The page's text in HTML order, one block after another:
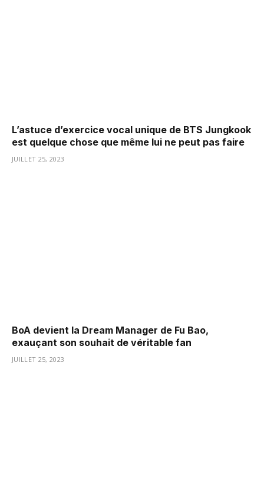
L’astuce d’exercice vocal unique de BTS Jungkook
est quelque chose que même lui ne peut pas faire
JUILLET 25, 2023
BoA devient la Dream Manager de Fu Bao,
exauçant son souhait de véritable fan
JUILLET 25, 2023